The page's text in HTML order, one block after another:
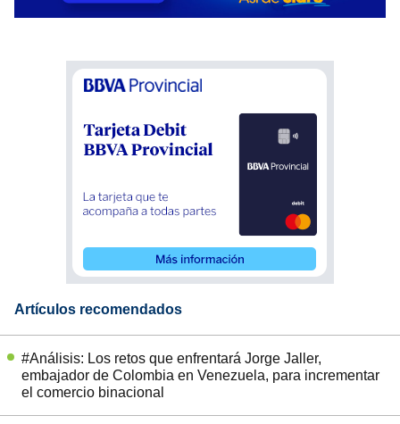
Artículos recomendados
#Análisis: Los retos que enfrentará Jorge Jaller,
embajador de Colombia en Venezuela, para incrementar
el comercio binacional